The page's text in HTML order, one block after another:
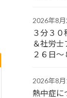
2026年8月
３分３
＆社労
２６日～
2026年8月
熱中症に